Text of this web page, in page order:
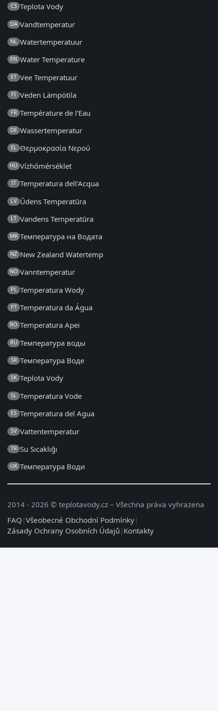
CS Teplota Vody
DA Vandtemperatur
NL Watertemperatuur
EN Water Temperature
ET Vee Temperatuur
FI Veden Lämpötila
FR Température de l'Eau
DE Wassertemperatur
EL Θερμοκρασία Νερού
HU Vízhőmérséklet
IT Temperatura dell'Acqua
LV Ūdens Temperatūra
LT Vandens Temperatūra
MK Температура на Водата
NZ New Zealand Watertemp
NO Vanntemperatur
PL Temperatura Wody
PT Temperatura da Água
RO Temperatura Apei
RU Температура воды
SR Температура Воде
SK Teplota Vody
SL Temperatura Vode
ES Temperatura del Agua
SV Vattentemperatur
TR Su Sıcaklığı
UK Температура Води
2014 - 2026 © teplotavody.cz – Všechna práva vyhrazena
FAQ |Všeobecné Obchodní Podmínky|
Zásady Ochrany Osobních Údajů | Kontakty